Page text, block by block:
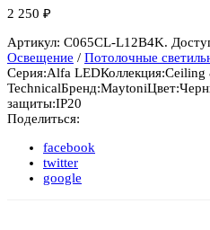
2 250 ₽
Артикул: C065CL-L12B4K.
Освещение / Потолочные
Серия:Alfa LEDКоллекция:Ceiling
TechnicalБренд:MaytoniЦвет:
защиты:IP20
Поделиться:
facebook
twitter
google